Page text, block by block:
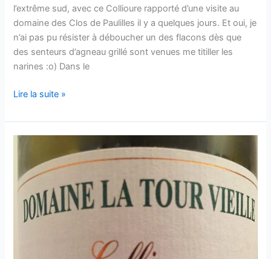
l’extrême sud, avec ce Collioure rapporté d’une visite au
domaine des Clos de Paulilles il y a quelques jours. Et oui, je
n’ai pas pu résister à déboucher un des flacons dès que
des senteurs d’agneau grillé sont venues me titiller les
narines :o) Dans le
Collioure
2017
–
Clos
de
Paulilles
Lire la suite »